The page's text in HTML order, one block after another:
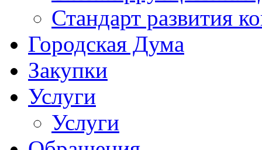
Стандарт развития
Городская Дума
Закупки
Услуги
Услуги